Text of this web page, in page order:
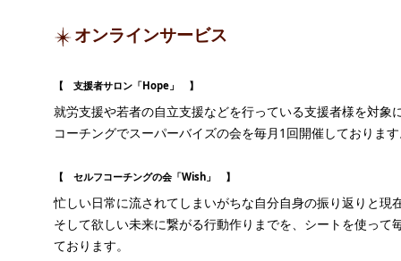
オンラインサービス
【 支援者サロン「Hope」 】
就労支援や若者の自立支援などを行っている支援者様を対象
コーチングでスーパーバイズの会を毎月1回開催しておりま
【 セルフコーチングの会「Wish」 】
忙しい日常に流されてしまいがちな自分自身の振り返りと現
そして欲しい未来に繋がる行動作りまでを、シートを使って
ております。